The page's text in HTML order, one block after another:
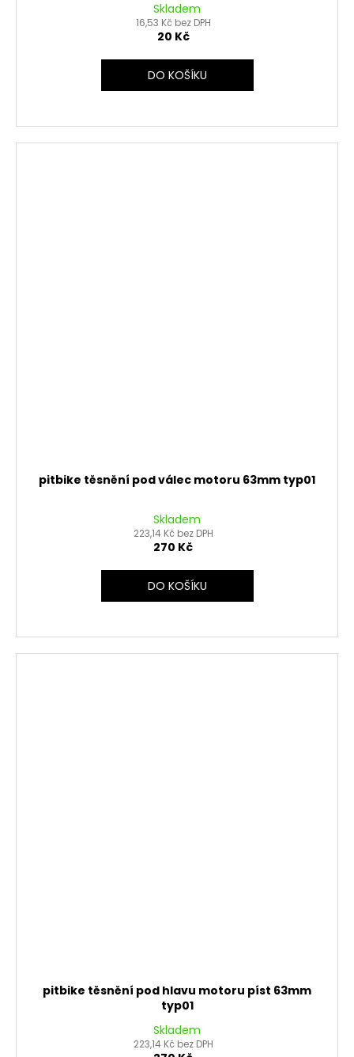
Skladem
16,53 Kč bez DPH
20 Kč
DO KOŠÍKU
pitbike těsnění pod válec motoru 63mm typ01
Skladem
223,14 Kč bez DPH
270 Kč
DO KOŠÍKU
pitbike těsnění pod hlavu motoru píst 63mm
typ01
Skladem
223,14 Kč bez DPH